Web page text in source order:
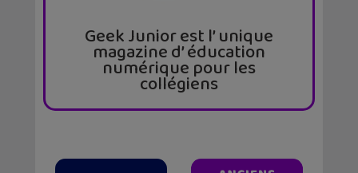
Geek Junior est l’ unique
magazine d’ éducation
numérique pour les
collégiens